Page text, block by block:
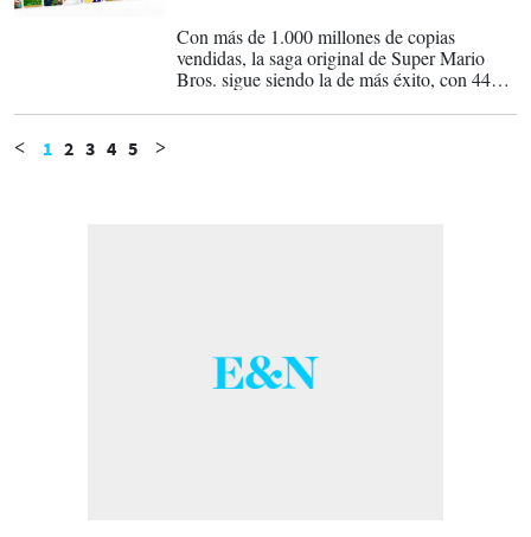
Con más de 1.000 millones de copias
vendidas, la saga original de Super Mario
Bros. sigue siendo la de más éxito, con 446
el Libro Guinness de los Récords, es el
< 1 2 3 4 5 >